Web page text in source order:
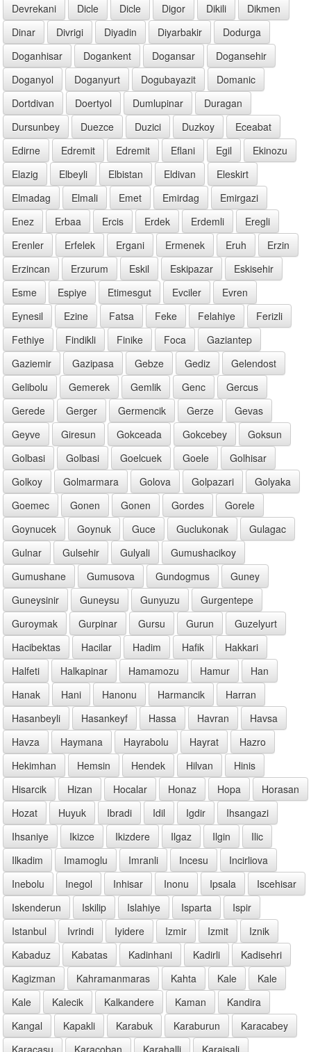
Devrekani Dicle Dicle Digor Dikili
Dikmen
Dinar
Divrigi Diyadin Diyarbakir
Dodurga
Doganhisar
Dogankent Dogansar
Dogansehir
Doganyol
Doganyurt Dogubayazit
Domanic
Dortdivan
Doertyol Dumlupinar
Duragan
Dursunbey
Duezce Duzici Duzkoy
Eceabat
Edirne
Edremit Edremit Eflani Egil
Ekinozu
Elazig
Elbeyli Elbistan Eldivan
Eleskirt
Elmadag
Elmali Emet Emirdag
Emirgazi
Enez
Erbaa Ercis Erdek Erdemli
Eregli
Erenler
Erfelek Ergani Ermenek Eruh
Erzin
Erzincan
Erzurum Eskil Eskipazar
Eskisehir
Esme
Espiye Etimesgut Evciler
Evren
Eynesil
Ezine Fatsa Feke Felahiye
Ferizli
Fethiye
Findikli Finike Foca
Gaziantep
Gaziemir
Gazipasa Gebze Gediz
Gelendost
Gelibolu
Gemerek Gemlik Genc
Gercus
Gerede
Gerger Germencik Gerze
Gevas
Geyve
Giresun Gokceada Gokcebey
Goksun
Golbasi
Golbasi Goelcuek Goele
Golhisar
Golkoy
Golmarmara Golova Golpazari
Golyaka
Goemec
Gonen Gonen Gordes
Gorele
Goynucek
Goynuk Guce Guclukonak
Gulagac
Gulnar
Gulsehir Gulyali
Gumushacikoy
Gumushane
Gumusova Gundogmus
Guney
Guneysinir
Guneysu Gunyuzu
Gurgentepe
Guroymak
Gurpinar Gursu Gurun
Guzelyurt
Hacibektas
Hacilar Hadim Hafik
Hakkari
Halfeti
Halkapinar Hamamozu Hamur
Han
Hanak
Hani Hanonu Harmancik
Harran
Hasanbeyli
Hasankeyf Hassa Havran
Havsa
Havza
Haymana Hayrabolu Hayrat
Hazro
Hekimhan
Hemsin Hendek Hilvan
Hinis
Hisarcik
Hizan Hocalar Honaz Hopa
Horasan
Hozat
Huyuk Ibradi Idil Igdir
Ihsangazi
Ihsaniye
Ikizce Ikizdere Ilgaz Ilgin
Ilic
Ilkadim
Imamoglu Imranli Incesu
Incirliova
Inebolu
Inegol Inhisar Inonu Ipsala
Iscehisar
Iskenderun
Iskilip Islahiye Isparta
Ispir
Istanbul
Ivrindi Iyidere Izmir Izmit
Iznik
Kabaduz
Kabatas Kadinhani Kadirli
Kadisehri
Kagizman
Kahramanmaras Kahta Kale
Kale
Kale
Kalecik Kalkandere Kaman
Kandira
Kangal
Kapakli Karabuk Karaburun
Karacabey
Karacasu
Karacoban Karahalli
Karaisali